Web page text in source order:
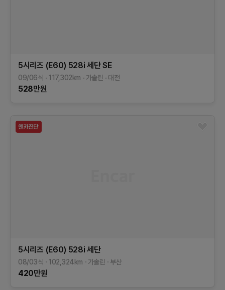
5시리즈 (E60) 528i 세단 SE
09/06식 117,302km 가솔린 대전
528만원
5시리즈 (E60) 528i 세단
08/03식 102,324km 가솔린 부산
420만원